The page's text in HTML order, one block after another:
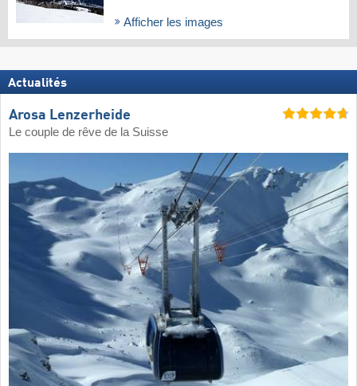
Afficher les images
Actualités
Arosa Lenzerheide
Le couple de rêve de la Suisse